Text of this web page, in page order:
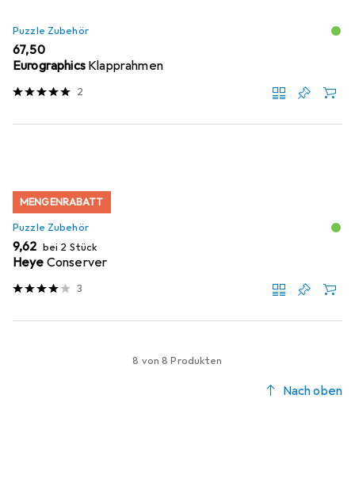
Puzzle Zubehör
EUR
67,50
Eurographics Klapprahmen
2
MENGENRABATT
Puzzle Zubehör
EUR
9,62 bei 2 Stück
Heye Conserver
3
8 von 8 Produkten
Nach oben